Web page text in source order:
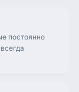
постоянно